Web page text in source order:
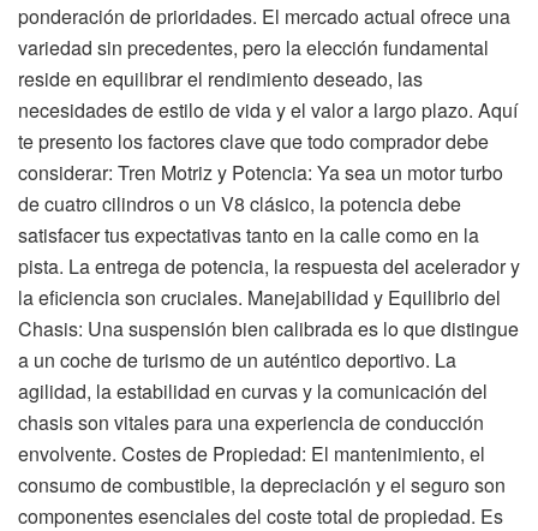
ponderación de prioridades. El mercado actual ofrece una
variedad sin precedentes, pero la elección fundamental
reside en equilibrar el rendimiento deseado, las
necesidades de estilo de vida y el valor a largo plazo. Aquí
te presento los factores clave que todo comprador debe
considerar: Tren Motriz y Potencia: Ya sea un motor turbo
de cuatro cilindros o un V8 clásico, la potencia debe
satisfacer tus expectativas tanto en la calle como en la
pista. La entrega de potencia, la respuesta del acelerador y
la eficiencia son cruciales. Manejabilidad y Equilibrio del
Chasis: Una suspensión bien calibrada es lo que distingue
a un coche de turismo de un auténtico deportivo. La
agilidad, la estabilidad en curvas y la comunicación del
chasis son vitales para una experiencia de conducción
envolvente. Costes de Propiedad: El mantenimiento, el
consumo de combustible, la depreciación y el seguro son
componentes esenciales del coste total de propiedad. Es